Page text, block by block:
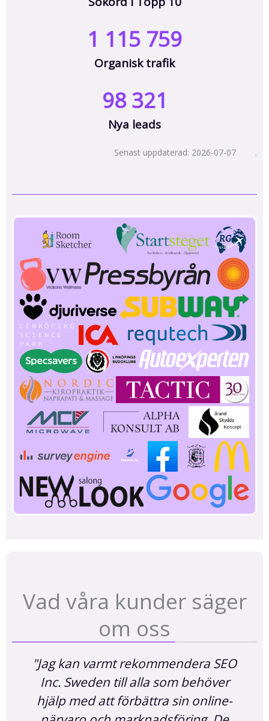
Organisk trafik
1 115 759
Nya leads
98 321
Senast uppdaterad: 2026-07-07 .
Vad våra kunder säger
om oss
"SEO Inc. Sweden har hjälpt oss
med en sammanhängande digital
strategi som förbättrade vår digitala